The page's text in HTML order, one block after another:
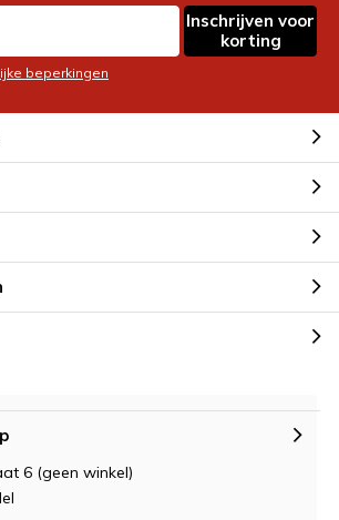
Inschrijven voor
korting
beperkingen
6 (geen winkel)